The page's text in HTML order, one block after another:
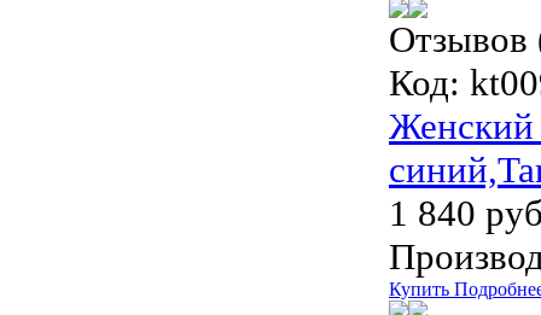
Отзывов
Код:
Женский
1 840
Купить